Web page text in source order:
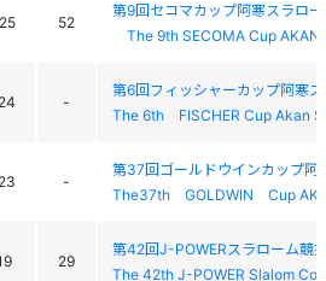
52
第9回セコマカップ阿寒スラロ
The 9th SECOMA Cup AKAN
-
第6回フィッシャーカップ阿寒
The 6th FISCHER Cup Akan
-
第37回ゴールドウインカップ阿
The37th GOLDWIN Cup
29
第42回J-POWERスラローム競
The 42th J-POWER Slalom